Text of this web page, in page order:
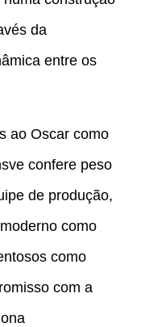
da
entre os
ao Oscar como
confere peso
de produção,
como
como
com a